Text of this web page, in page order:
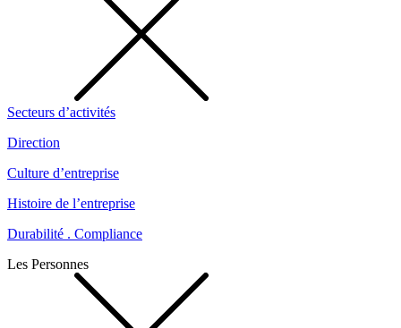
Secteurs d’activités
Direction
Culture d’entreprise
Histoire de l’entreprise
Durabilité . Compliance
Les Personnes